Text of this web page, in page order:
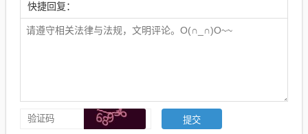
快捷回复：